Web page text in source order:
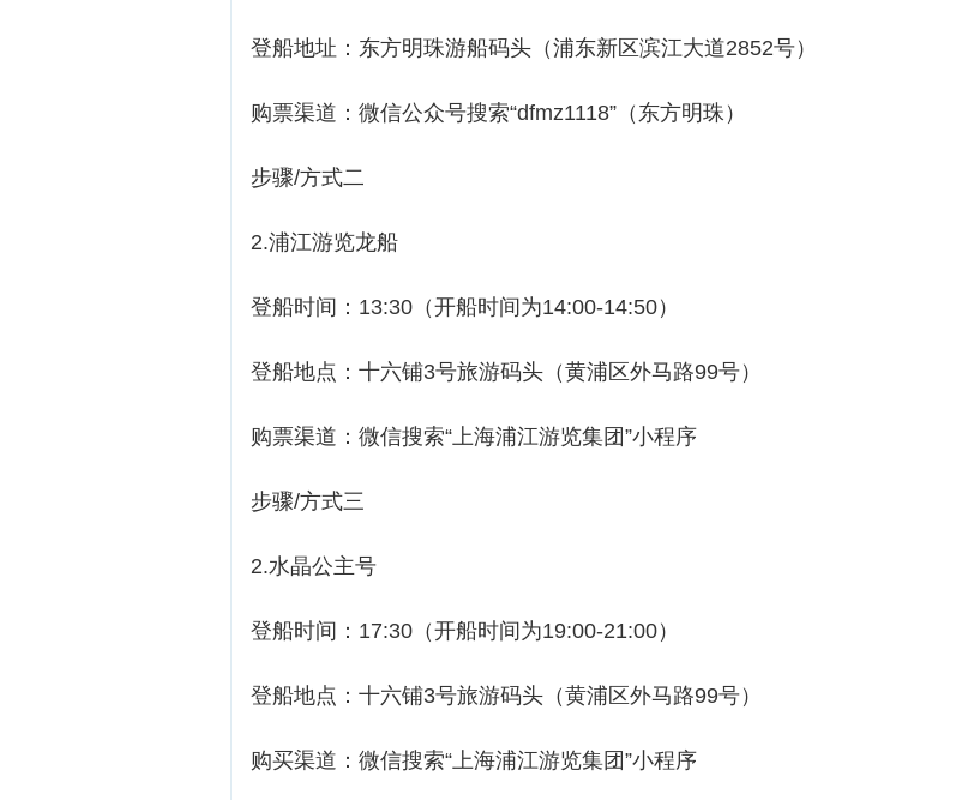
登船地址：东方明珠游船码头（浦东新区滨江大道2852号）
购票渠道：微信公众号搜索“dfmz1118”（东方明珠）
步骤/方式二
2.浦江游览龙船
登船时间：13:30（开船时间为14:00-14:50）
登船地点：十六铺3号旅游码头（黄浦区外马路99号）
购票渠道：微信搜索“上海浦江游览集团”小程序
步骤/方式三
2.水晶公主号
登船时间：17:30（开船时间为19:00-21:00）
登船地点：十六铺3号旅游码头（黄浦区外马路99号）
购买渠道：微信搜索“上海浦江游览集团”小程序